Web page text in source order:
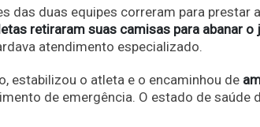
das duas equipes correram para prestar
retiraram suas camisas para abanar o
atendimento especializado.
estabilizou o atleta e o encaminhou de
de emergência. O estado de saúde